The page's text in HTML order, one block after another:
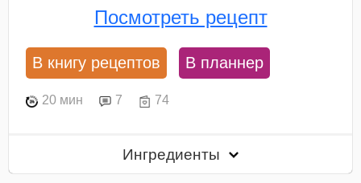
Посмотреть рецепт
В книгу рецептов В планнер
20 мин 7 74
Ингредиенты